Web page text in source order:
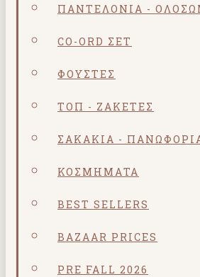
ΠΑΝΤΕΛΌΝΙΑ -
CO-ORD ΣΕΤ
ΦΟΎΣΤΕΣ
ΤΟΠ - ΖΑΚΈΤΕΣ
ΣΑΚΆΚΙΑ -
ΚΟΣΜΗΜΑΤΑ
BEST SELLERS
BAZAAR PRICES
PRE FALL 2026